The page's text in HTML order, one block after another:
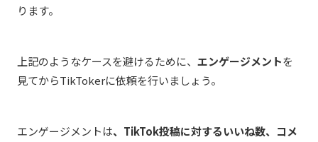
ります。
上記のようなケースを避けるために、 エンゲージメントを
見てからTikTokerに依頼を行いましょう。
エンゲージメントは、 TikTok投稿に対するいいね数、コメ